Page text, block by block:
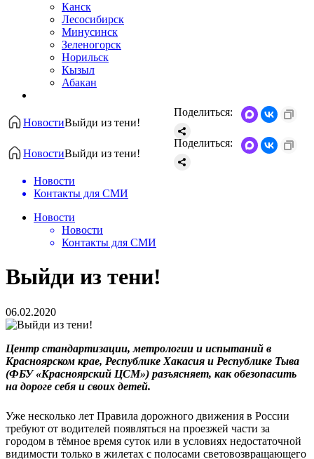
Канск
Лесосибирск
Минусинск
Зеленогорск
Норильск
Кызыл
Абакан
НовостиВыйди из тени!
Поделиться:
НовостиВыйди из тени!
Поделиться:
Новости
Контакты для СМИ
Новости
Новости
Контакты для СМИ
Выйди из тени!
06.02.2020
Центр стандартизации, метрологии и испытаний в
Красноярском крае, Республике Хакасия и Республике Тыва
(ФБУ «Красноярский ЦСМ») разъясняет, как обезопасить
на дороге себя и своих детей.
Уже несколько лет Правила дорожного движения в России
требуют от водителей появляться на проезжей части за
городом в тёмное время суток или в условиях недостаточной
видимости только в жилетах с полосами световозвращающего